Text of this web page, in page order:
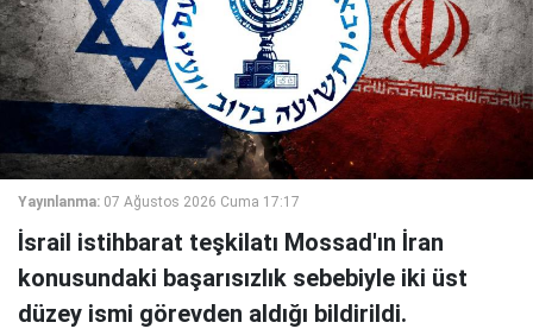
Yayınlanma: 07 Ağustos 2026 Cuma 17:17
İsrail istihbarat teşkilatı Mossad'ın İran
konusundaki başarısızlık sebebiyle iki üst
düzey ismi görevden aldığı bildirildi.